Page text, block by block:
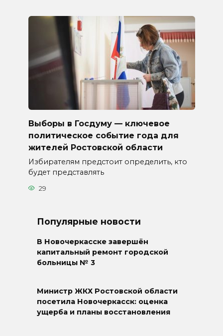
Выборы в Госдуму — ключевое
политическое событие года для
жителей Ростовской области
Избирателям предстоит определить, кто
будет представлять
29
Популярные новости
В Новочеркасске завершён
капитальный ремонт городской
больницы № 3
Министр ЖКХ Ростовской области
посетила Новочеркасск: оценка
ущерба и планы восстановления